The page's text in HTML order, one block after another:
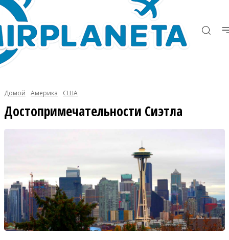
Домой Америка США
Достопримечательности Сиэтла